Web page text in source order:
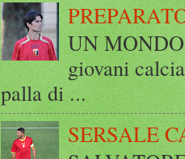
UN
giovani
palla di ...
SERSALE